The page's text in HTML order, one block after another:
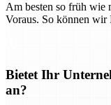
Am besten so früh wie
Voraus. So können wir
Bietet Ihr
an?